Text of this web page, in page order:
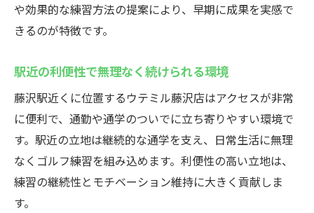
や効果的な練習方法の提案により、早期に成果を実感で
きるのが特徴です。
駅近の利便性で無理なく続けられる環境
藤沢駅近くに位置するウテミル藤沢店はアクセスが非常
に便利で、通勤や通学のついでに立ち寄りやすい環境で
す。駅近の立地は継続的な通学を支え、日常生活に無理
なくゴルフ練習を組み込めます。利便性の高い立地は、
練習の継続性とモチベーション維持に大きく貢献しま
す。